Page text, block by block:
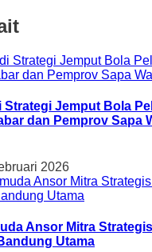
Strategi Jemput Bola
dan Pemprov Sapa
2026
Ansor Mitra
Utama